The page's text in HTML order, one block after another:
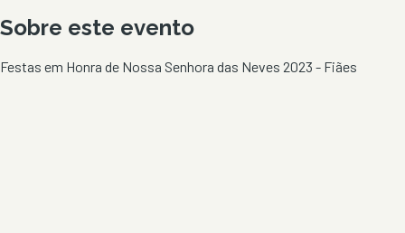
Sobre este evento
Festas em Honra de Nossa Senhora das Neves 2023 - Fiães